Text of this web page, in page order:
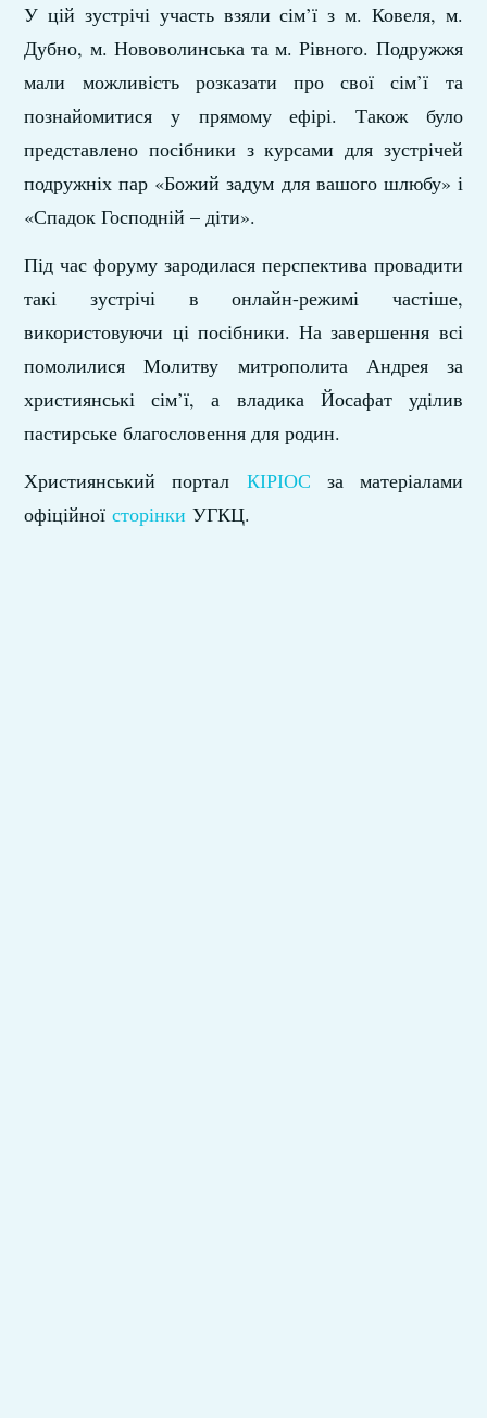
У цій зустрічі участь взяли сім’ї з м. Ковеля, м.
Дубно, м. Нововолинська та м. Рівного. Подружжя
мали можливість розказати про свої сім’ї та
познайомитися у прямому ефірі. Також було
представлено посібники з курсами для зустрічей
подружніх пар «Божий задум для вашого шлюбу» і
«Спадок Господній – діти».
Під час форуму зародилася перспектива провадити
такі зустрічі в онлайн-режимі частіше,
використовуючи ці посібники. На завершення всі
помолилися Молитву митрополита Андрея за
християнські сім’ї, а владика Йосафат уділив
пастирське благословення для родин.
Християнський портал КІРІОС за матеріалами
офіційноїсторінки УГКЦ.